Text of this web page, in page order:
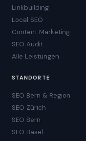
Linkbuilding
Local SEO
Content Marketing
SEO Audit
Alle Leistungen
STANDORTE
SEO Bern & Region
SEO Zürich
SEO Bern
SEO Basel